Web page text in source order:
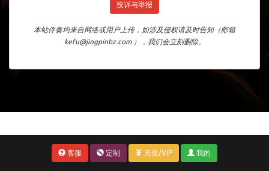
投诉与举报
本站伴奏均来自网络或用户上传，如涉及侵权请及时告知（邮箱
kefu@jingpinbz.com ），我们会立刻删除。
客服 定制 充值/VIP 我的